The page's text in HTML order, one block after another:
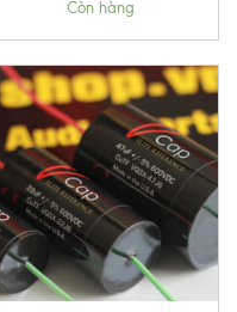
Còn hàng